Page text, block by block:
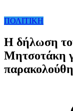
ΠΟΛΙΤΙΚΗ
Η δήλωση
Μητσοτάκη